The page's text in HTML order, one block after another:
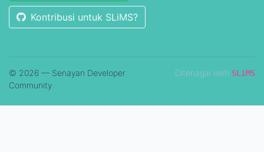
Kontribusi untuk SLiMS?
© 2026 — Senayan Developer
Community
Ditenagai oleh SLiMS